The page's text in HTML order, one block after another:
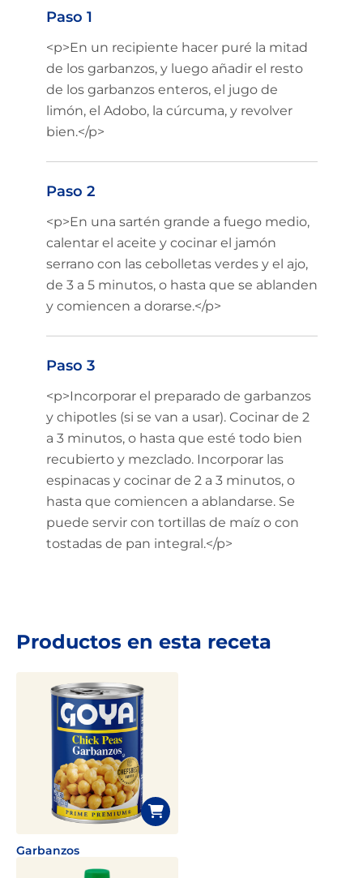
Paso 1
<p>En un recipiente hacer puré la mitad
de los garbanzos, y luego añadir el resto
de los garbanzos enteros, el jugo de
limón, el Adobo, la cúrcuma, y revolver
bien.</p>
Paso 2
<p>En una sartén grande a fuego medio,
calentar el aceite y cocinar el jamón
serrano con las cebolletas verdes y el ajo,
de 3 a 5 minutos, o hasta que se ablanden
y comiencen a dorarse.</p>
Paso 3
<p>Incorporar el preparado de garbanzos
y chipotles (si se van a usar). Cocinar de 2
a 3 minutos, o hasta que esté todo bien
recubierto y mezclado. Incorporar las
espinacas y cocinar de 2 a 3 minutos, o
hasta que comiencen a ablandarse. Se
puede servir con tortillas de maíz o con
tostadas de pan integral.</p>
Productos en esta receta
Garbanzos